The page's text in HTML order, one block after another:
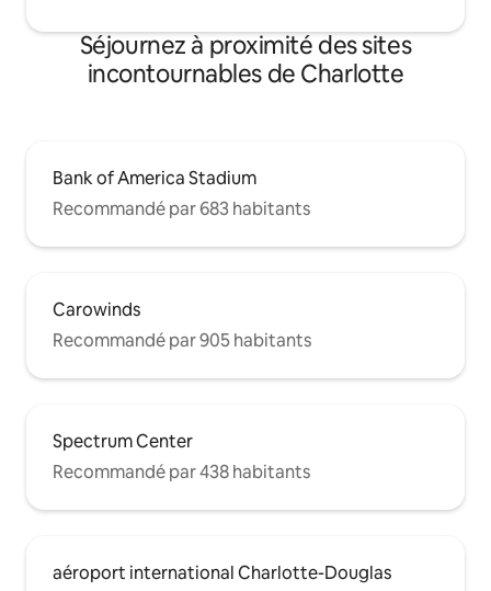
Séjournez à proximité des sites
incontournables de Charlotte
Bank of America Stadium
Recommandé par 683 habitants
Carowinds
Recommandé par 905 habitants
Spectrum Center
Recommandé par 438 habitants
aéroport international Charlotte-Douglas